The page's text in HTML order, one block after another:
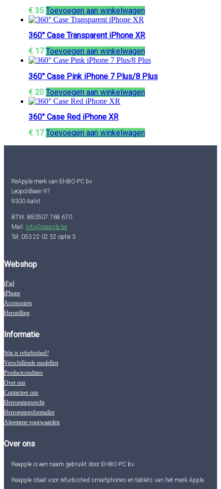
€ 35 Toevoegen aan winkelwagen
360° Case Transparent iPhone XR
€ 17 Toevoegen aan winkelwagen
360° Case Pink iPhone 7 Plus/8 Plus
€ 20 Toevoegen aan winkelwagen
360° Case Red iPhone XR
€ 17 Toevoegen aan winkelwagen
ReApple merk van EHBO-PC bv
Leopoldlaan 97
9300 Aalst
BTW: BE0507.768.670
Mail: info@reapple.be
Tel: 053 22 02 52 optie 3
Webshop
iPad
iPhone
Accessoires
Herstelling
Informatie
Wat is refurbished?
Verschillende modellen
Productcondities
Over ons
Contacteer ons
Herroepingsrecht
Herroepingsformulier
Algemene voorwaarden
Over ons
Reapple is een naam gebruikt door EHBO-PC bv.
Reapple staat voor refurbished smartphones en tablets van het merk Apple.